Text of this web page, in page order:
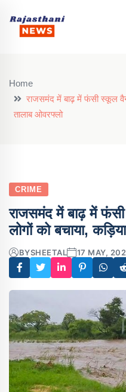
Home
राजसमंद में बाढ़ में फंसी स्कूल
तालाब ओवरफ्लो
CRIME
राजसमंद में बाढ़ में
लोगों को बचाया,
BYSHEETAL 17 MAY,